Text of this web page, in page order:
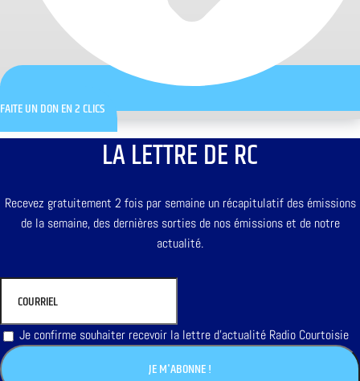
FAITE UN DON EN 2 CLICS
LA LETTRE DE RC
Recevez gratuitement 2 fois par semaine un récapitulatif des émissions
de la semaine, des dernières sorties de nos émissions et de notre
actualité.
Je confirme souhaiter recevoir la lettre d'actualité Radio Courtoisie